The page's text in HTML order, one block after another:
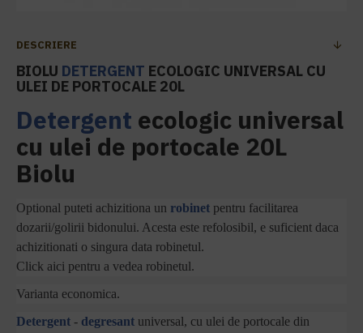
DESCRIERE
BIOLU DETERGENT ECOLOGIC UNIVERSAL CU
ULEI DE PORTOCALE 20L
Detergent ecologic universal
cu ulei de portocale 20L
Biolu
Optional puteti achizitiona un robinet pentru facilitarea
dozarii/golirii bidonului. Acesta este refolosibil, e suficient daca
achizitionati o singura data robinetul.
Click aici pentru a vedea robinetul.
Varianta economica.
Detergent - degresant universal, cu ulei de portocale din